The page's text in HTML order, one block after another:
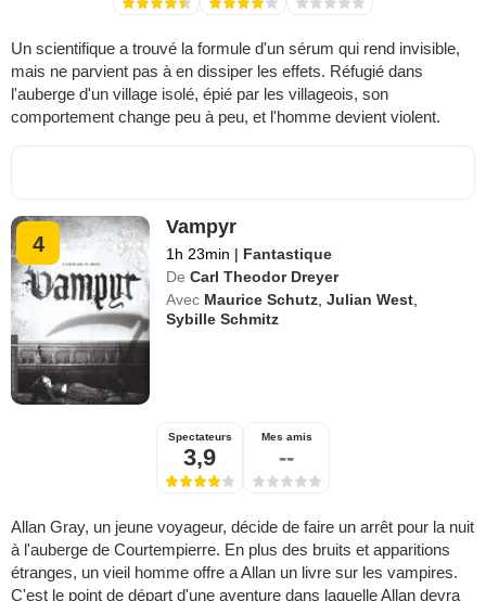
Un scientifique a trouvé la formule d'un sérum qui rend invisible,
mais ne parvient pas à en dissiper les effets. Réfugié dans
l'auberge d'un village isolé, épié par les villageois, son
comportement change peu à peu, et l'homme devient violent.
4
Vampyr
1h 23min | Fantastique
De Carl Theodor Dreyer
Avec Maurice Schutz ,Julian West
Sybille Schmitz
Spectateurs
3,9
Mes amis
--
Allan Gray, un jeune voyageur, décide de faire un arrêt pour la nuit
à l'auberge de Courtempierre. En plus des bruits et apparitions
étranges, un vieil homme offre a Allan un livre sur les vampires.
C'est le point de départ d'une aventure dans laquelle Allan devra